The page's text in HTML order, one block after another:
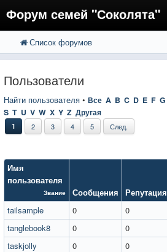
Форум семей "Соколята"
FAQ
Вход
Список форумов
Пользователи
Найти пользователя • Все A B C D E F G
S T U V W X Y Z Другая
1 2 3 4 5 След.
Имя
пользователя
Звание Сообщения Репутация
tailsample
0 0
tanglebook8
0 0
taskjolly
0 0